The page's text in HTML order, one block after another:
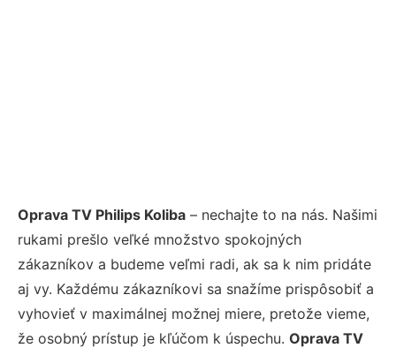
Oprava TV Philips Koliba – nechajte to na nás. Našimi
rukami prešlo veľké množstvo spokojných
zákazníkov a budeme veľmi radi, ak sa k nim pridáte
aj vy. Každému zákazníkovi sa snažíme prispôsobiť a
vyhovieť v maximálnej možnej miere, pretože vieme,
že osobný prístup je kľúčom k úspechu. Oprava TV